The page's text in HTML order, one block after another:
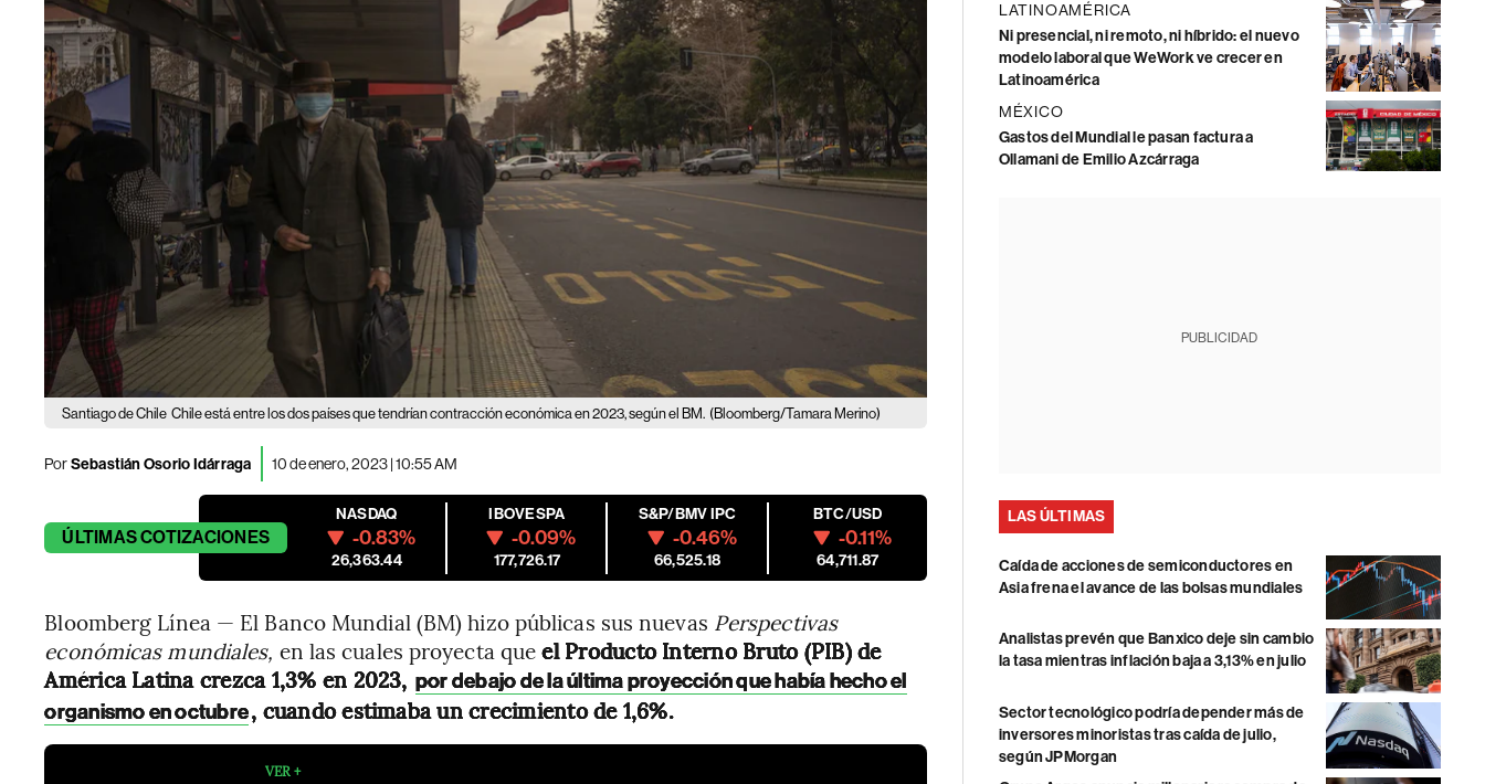
Santiago de Chile Chile está entre los dos países que tendrían contracción económica en 2023, según el BM. (Bloomberg/Tamara Merino)
PorSebastián Osorio Idárraga 10 de enero, 2023 | 10:55 AM
ÚLTIMASCOTIZACIONES
NASDAQ
-0.83%
26,363.44
IBOVESPA
-0.09%
177,726.17
S&P/BMV IPC
-0.46%
66,525.18
BTC/USD
-0.11%
64,711.87
Bloomberg Línea — El Banco Mundial (BM) hizo públicas sus nuevas Perspectivas
económicas mundiales, en las cuales proyecta queel Producto Interno Bruto (PIB) de
América Latina crezca 1,3% en 2023, por debajo de la última proyección que había hecho el
organismo en octubre, cuando estimaba un crecimiento de 1,6%.
VER +
LATINOAMÉRICA
Ni presencial, ni remoto, ni híbrido: el nuevo
modelo laboral que WeWork ve crecer en
Latinoamérica
MÉXICO
Gastos del Mundial le pasan factura a
Ollamani de Emilio Azcárraga
PUBLICIDAD
LAS ÚLTIMAS
Caída de acciones de semiconductores en
Asia frena el avance de las bolsas mundiales
Analistas prevén que Banxico deje sin cambio
la tasa mientras inflación baja a 3,13% en julio
Sector tecnológico podría depender más de
inversores minoristas tras caída de julio,
según JPMorgan